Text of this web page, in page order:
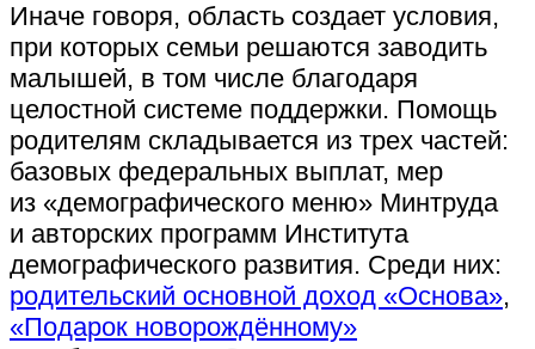
Иначе говоря, область создает условия,
при которых семьи решаются заводить
малышей, в том числе благодаря
целостной системе поддержки. Помощь
родителям складывается из трех частей:
базовых федеральных выплат, мер
из «демографического меню» Минтруда
и авторских программ Института
демографического развития. Среди них:
родительский основной доход «Основа»,
«Подарок новорождённому»